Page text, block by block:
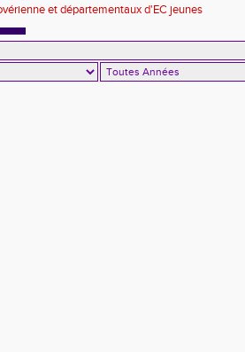
et départementaux d'EC jeunes